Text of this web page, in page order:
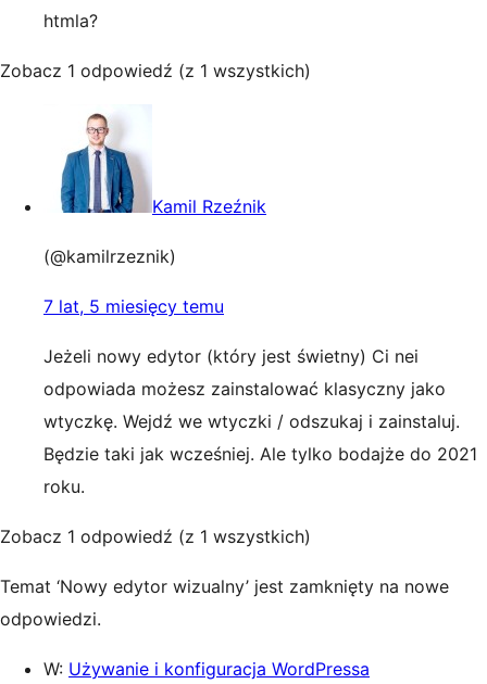
htmla?
Zobacz 1 odpowiedź (z 1 wszystkich)
Kamil Rzeźnik
(@kamilrzeznik)
7 lat, 5 miesięcy temu
Jeżeli nowy edytor (który jest świetny) Ci nei
odpowiada możesz zainstalować klasyczny jako
wtyczkę. Wejdź we wtyczki / odszukaj i zainstaluj.
Będzie taki jak wcześniej. Ale tylko bodajże do 2021
roku.
Zobacz 1 odpowiedź (z 1 wszystkich)
Temat ‘Nowy edytor wizualny’ jest zamknięty na nowe
odpowiedzi.
W: Używanie i konfiguracja WordPressa